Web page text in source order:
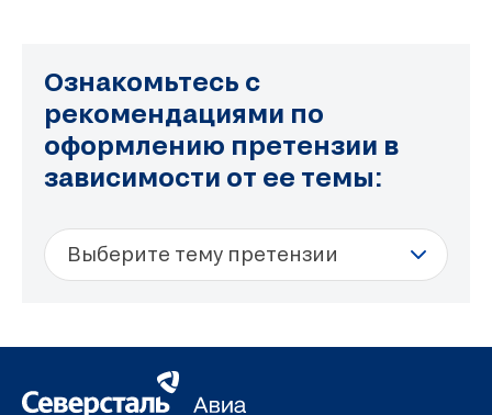
Ознакомьтесь с
рекомендациями по
оформлению претензии в
зависимости от ее темы: